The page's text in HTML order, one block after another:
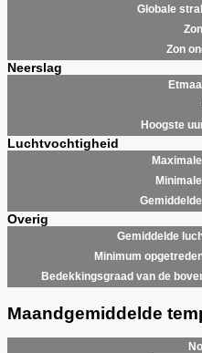
Globale
Zon
Neerslag
Hoogste
Luchtvochtigheid
Overig
Gemiddelde
Minimum
Bedekkingsgraad van de
Maandgemiddelde